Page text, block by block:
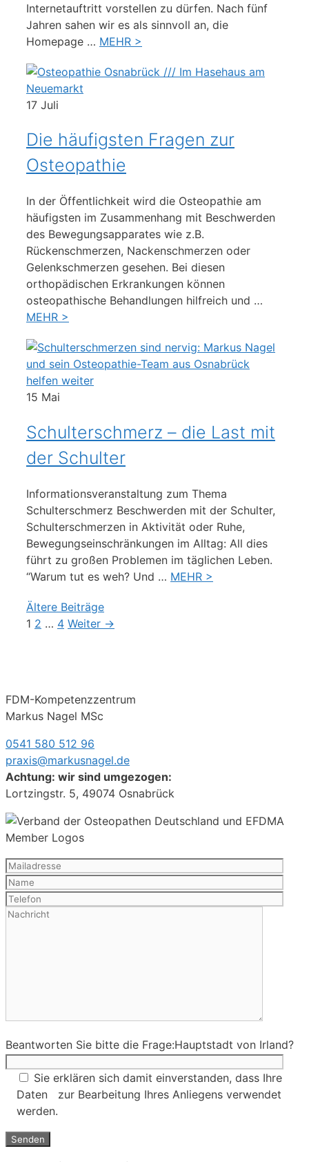
Internetauftritt vorstellen zu dürfen. Nach fünf
Jahren sahen wir es als sinnvoll an, die
Homepage … MEHR >
17 Juli
Die häufigsten Fragen zur
Osteopathie
In der Öffentlichkeit wird die Osteopathie am
häufigsten im Zusammenhang mit Beschwerden
des Bewegungsapparates wie z.B.
Rückenschmerzen, Nackenschmerzen oder
Gelenkschmerzen gesehen. Bei diesen
orthopädischen Erkrankungen können
osteopathische Behandlungen hilfreich und …
MEHR >
15 Mai
Schulterschmerz – die Last mit
der Schulter
Informationsveranstaltung zum Thema
Schulterschmerz Beschwerden mit der Schulter,
Schulterschmerzen in Aktivität oder Ruhe,
Bewegungseinschränkungen im Alltag: All dies
führt zu großen Problemen im täglichen Leben.
“Warum tut es weh? Und … MEHR >
Beitrags-Navigation
Ältere Beiträge
Seite
1 Seite
2 … Seite
4 Weiter →
FDM-Kompetenzzentrum
Markus Nagel MSc
0541 580 512 96
praxis@markusnagel.de
Achtung: wir sind umgezogen:
Lortzingstr. 5, 49074 Osnabrück
Beantworten Sie bitte die Frage:Hauptstadt von Irland?
Sie erklären sich damit einverstanden, dass Ihre
Daten zur Bearbeitung Ihres Anliegens verwendet
werden.